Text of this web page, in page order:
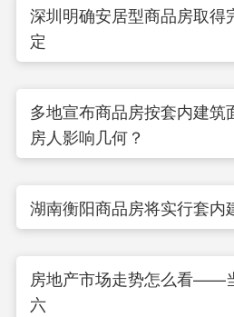
深圳明确安居型商品房取得
定
多地宣布商品房按套内建筑
房人影响几何？
湖南衡阳商品房将实行套内
房地产市场走势怎么看——
六